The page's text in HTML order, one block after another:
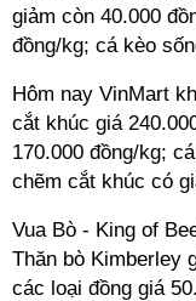
giảm còn 40.000
đồng/kg; cá kèo
Hôm nay VinMart
cắt khúc giá
170.000 đồng/kg;
chẽm cắt khúc có
Vua Bò - King of
Thăn bò Kimberley
các loại đồng giá